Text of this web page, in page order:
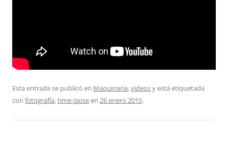
Esta entrada se publicó en Maquinaria,videosy está etiquetada
con fotografía,time-lapseen 26 enero 2010.